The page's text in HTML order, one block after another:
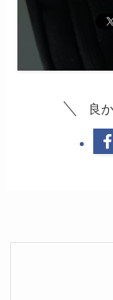
良